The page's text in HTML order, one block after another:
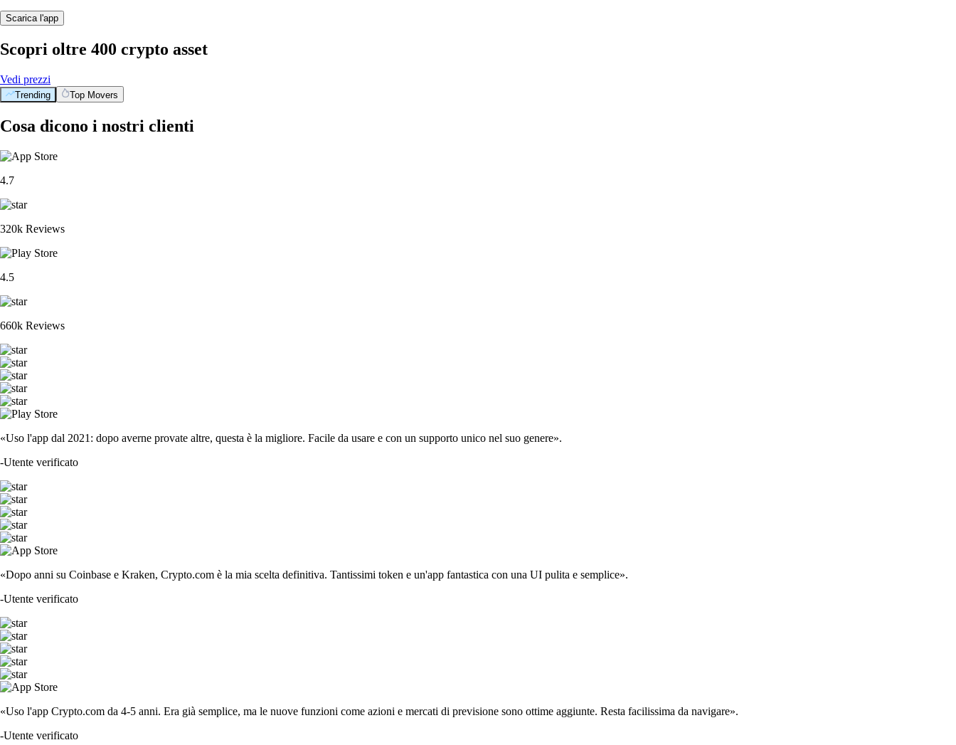
Scarica l'app
Scopri oltre 400 crypto asset
Vedi prezzi
Trending Top Movers
Cosa dicono i nostri clienti
4.7
320k Reviews
4.5
660k Reviews
«Uso l'app dal 2021: dopo averne provate altre, questa è la migliore. Facile da usare e con un supporto unico nel suo genere».
-Utente verificato
«Dopo anni su Coinbase e Kraken, Crypto.com è la mia scelta definitiva. Tantissimi token e un'app fantastica con una UI pulita e semplice».
-Utente verificato
«Uso l'app Crypto.com da 4-5 anni. Era già semplice, ma le nuove funzioni come azioni e mercati di previsione sono ottime aggiunte. Resta facilissima da navigare».
-Utente verificato